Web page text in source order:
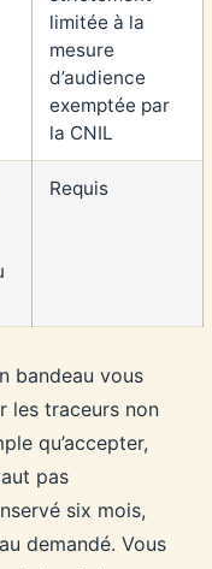
limitée à la
mesure
d’audience
exemptée par
la CNIL
Requis
bandeau vous
les traceurs non
qu’accepter,
pas
six mois,
demandé. Vous